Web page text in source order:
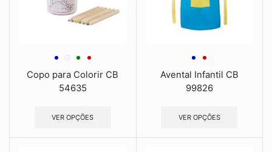
Copo para Colorir CB
54635
VER OPÇÕES
Avental Infantil CB
99826
VER OPÇÕES